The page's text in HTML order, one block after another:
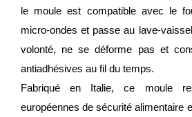
le moule est compatible avec le
micro-ondes et passe au lave-
volonté, ne se déforme pas et
antiadhésives au fil du temps.
Fabriqué en Italie, ce moule
européennes de sécurité alimentaire